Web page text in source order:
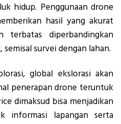
hidup. Penggunaan drone
hasil yang akurat
diperbandingkan
survei dengan lahan.
global ekslorasi akan
penerapan drone teruntuk
dimaksud bisa menjadikan
informasi lapangan serta